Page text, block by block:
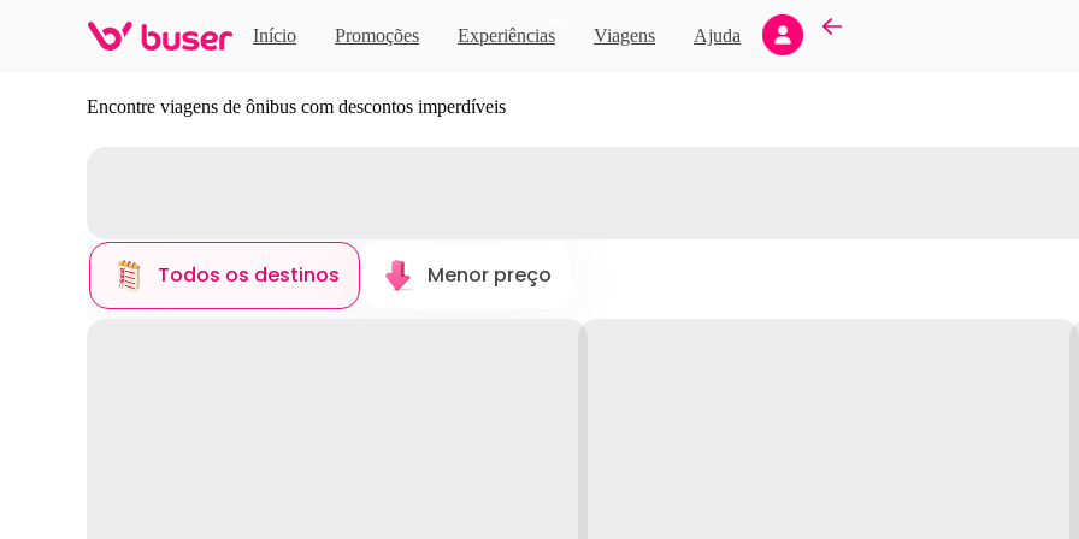
Início Promoções Experiências Viagens Ajuda
Descubra novos destinos
Encontre viagens de ônibus com descontos imperdíveis
Todos os destinos Menor preço